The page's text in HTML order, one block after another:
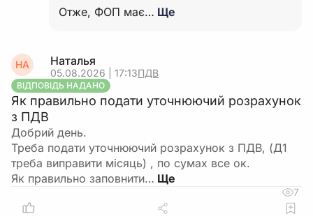
Отже, ФОП має… Ще
НА Наталья
05.08.2026 | 17:13ПДВ
ВІДПОВІДЬ НАДАНО
Як правильно подати уточнюючий розрахунок
з ПДВ
Добрий день.
Треба подати уточнюючий розрахунок з ПДВ, (Д1
треба виправити місяць) , по сумах все ок.
Як правильно заповнити…
7